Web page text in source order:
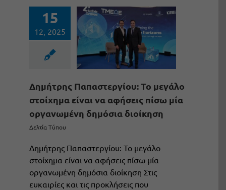
15
12, 2025
Δημήτρης Παπαστεργίου: Το μεγάλο
στοίχημα είναι να αφήσεις πίσω μία
οργανωμένη δημόσια διοίκηση
Δελτία Τύπου
Δημήτρης Παπαστεργίου: Το μεγάλο
στοίχημα είναι να αφήσεις πίσω μία
οργανωμένη δημόσια διοίκηση Στις
ευκαιρίες και τις προκλήσεις που